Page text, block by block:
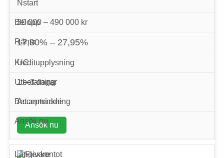
Nstart
30 000 – 490 000 kr
17,80% – 27,95%
UC
1 – 3 dagar
Accepterade
Ansök nu